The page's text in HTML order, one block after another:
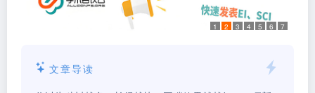
1 2 3 4 5 6 7
文章导读